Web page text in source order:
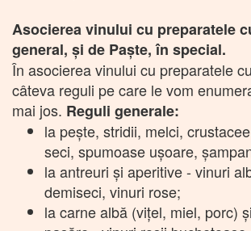
Asocierea vinului cu preparatele
general, şi de Paşte, în special.
În asocierea vinului cu preparatele
câteva reguli pe care le vom
mai jos. Reguli generale:
la peşte, stridii, melci,
seci, spumoase uşoare,
la antreuri şi aperitive - vinuri
demiseci, vinuri rose;
la carne albă (viţel, miel, porc)